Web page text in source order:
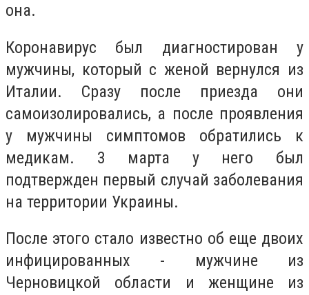
она.
Коронавирус был диагностирован у
мужчины, который с женой вернулся из
Италии. Сразу после приезда они
самоизолировались, а после проявления
у мужчины симптомов обратились к
медикам. 3 марта у него был
подтвержден первый случай заболевания
на территории Украины.
После этого стало известно об еще двоих
инфицированных - мужчине из
Черновицкой области и женщине из